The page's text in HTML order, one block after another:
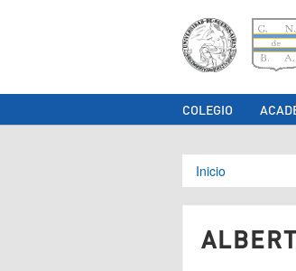
COLEGIO
Se
Inicio